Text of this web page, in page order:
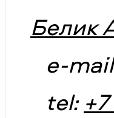
Белик
e-
tel: